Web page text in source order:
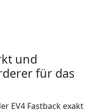
und
für das
EV4 Fastback exakt